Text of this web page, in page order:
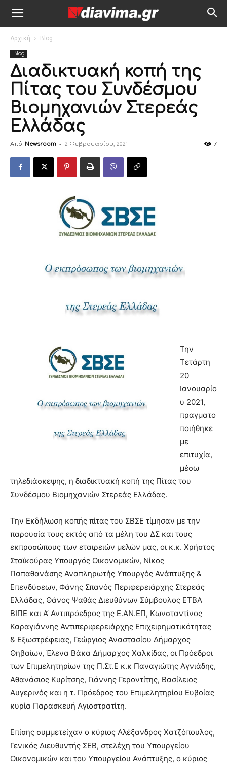
Αρχική Blog
Blog
Διαδικτυακή κοπή της
Πίτας του Συνδέσμου
Βιομηχανιών Στερεάς
Ελλάδας
Από Newsroom - 2 Φεβρουαρίου, 2021 7
Την
Τετάρτη
20
Ιανουαρίο
υ 2021,
πραγματο
ποιήθηκε
με
επιτυχία,
μέσω
τηλεδιάσκεψης, η διαδικτυακή κοπή της Πίτας του
Συνδέσμου Βιομηχανιών Στερεάς Ελλάδας.
Την Εκδήλωση κοπής πίτας του ΣΒΣΕ τίμησαν με την
παρουσία τους εκτός από τα μέλη του ΔΣ και τους
εκπροσώπους των εταιρειών μελών μας, οι κ.κ. Χρήστος
Σταϊκούρας Υπουργός Οικονομικών, Νίκος
Παπαθανάσης Αναπληρωτής Υπουργός Ανάπτυξης &
Επενδύσεων, Φάνης Σπανός Περιφερειάρχης Στερεάς
Ελλάδας, Θάνος Ψαθάς Διευθύνων Σύμβουλος ΕΤΒΑ
ΒΙΠΕ και Α’ Αντιπρόεδρος της Ε.ΑΝ.ΕΠ, Κωνσταντίνος
Καραγιάννης Αντιπεριφερειάρχης Επιχειρηματικότητας
& Εξωστρέφειας, Γεώργιος Αναστασίου Δήμαρχος
Θηβαίων, Έλενα Βάκα Δήμαρχος Χαλκίδας, οι Πρόεδροι
των Επιμελητηρίων της Π.Στ.Ε κ.κ Παναγιώτης Αγνιάδης,
Αθανάσιος Κυρίτσης, Γιάννης Γεροντίτης, Βασίλειος
Αυγερινός και η τ. Πρόεδρος του Επιμελητηρίου Ευβοίας
κυρία Παρασκευή Αγιοστρατίτη.
Επίσης συμμετείχαν ο κύριος Αλέξανδρος Χατζόπουλος,
Γενικός Διευθυντής ΣΕΒ, στελέχη του Υπουργείου
Οικονομικών και του Υπουργείου Ανάπτυξης, ο κύριος